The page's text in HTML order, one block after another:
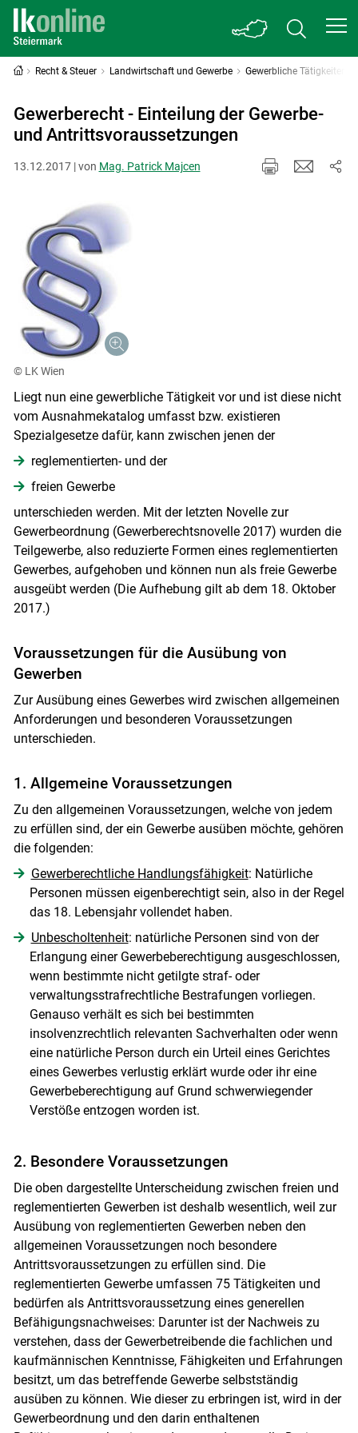
Recht & Steuer Landwirtschaft und Gewerbe Gewerbliche Tätigkeiten
Gewerberecht - Einteilung der Gewerbe-
und Antrittsvoraussetzungen
13.12.2017 | von Mag. Patrick Majcen
© LK Wien
Liegt nun eine gewerbliche Tätigkeit vor und ist diese nicht
vom Ausnahmekatalog umfasst bzw. existieren
Spezialgesetze dafür, kann zwischen jenen der
reglementierten- und der
freien Gewerbe
unterschieden werden. Mit der letzten Novelle zur
Gewerbeordnung (Gewerberechtsnovelle 2017) wurden die
Teilgewerbe, also reduzierte Formen eines reglementierten
Gewerbes, aufgehoben und können nun als freie Gewerbe
ausgeübt werden (Die Aufhebung gilt ab dem 18. Oktober
2017.)
Voraussetzungen für die Ausübung von
Gewerben
Zur Ausübung eines Gewerbes wird zwischen allgemeinen
Anforderungen und besonderen Voraussetzungen
unterschieden.
1. Allgemeine Voraussetzungen
Zu den allgemeinen Voraussetzungen, welche von jedem
zu erfüllen sind, der ein Gewerbe ausüben möchte, gehören
die folgenden:
Gewerberechtliche Handlungsfähigkeit: Natürliche
Personen müssen eigenberechtigt sein, also in der Regel
das 18. Lebensjahr vollendet haben.
Unbescholtenheit: natürliche Personen sind von der
Erlangung einer Gewerbeberechtigung ausgeschlossen,
wenn bestimmte nicht getilgte straf- oder
verwaltungsstrafrechtliche Bestrafungen vorliegen.
Genauso verhält es sich bei bestimmten
insolvenzrechtlich relevanten Sachverhalten oder wenn
eine natürliche Person durch ein Urteil eines Gerichtes
eines Gewerbes verlustig erklärt wurde oder ihr eine
Gewerbeberechtigung auf Grund schwerwiegender
Verstöße entzogen worden ist.
2. Besondere Voraussetzungen
Die oben dargestellte Unterscheidung zwischen freien und
reglementierten Gewerben ist deshalb wesentlich, weil zur
Ausübung von reglementierten Gewerben neben den
allgemeinen Voraussetzungen noch besondere
Antrittsvoraussetzungen zu erfüllen sind. Die
reglementierten Gewerbe umfassen 75 Tätigkeiten und
bedürfen als Antrittsvoraussetzung eines generellen
Befähigungsnachweises: Darunter ist der Nachweis zu
verstehen, dass der Gewerbetreibende die fachlichen und
kaufmännischen Kenntnisse, Fähigkeiten und Erfahrungen
besitzt, um das betreffende Gewerbe selbstständig
ausüben zu können. Wie dieser zu erbringen ist, wird in der
Gewerbeordnung und den darin enthaltenen